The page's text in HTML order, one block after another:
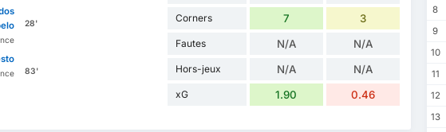
28'
83'
Corners 7 3
Fautes N/A N/A
Hors-jeux N/A N/A
xG 1.90 0.46
8
9
10
11
12
13